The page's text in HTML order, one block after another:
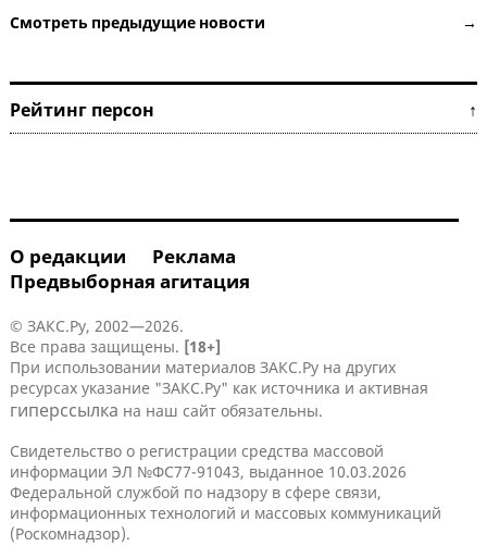
Смотреть предыдущие новости →
Рейтинг персон ↑
О редакции
Реклама
Предвыборная агитация
© ЗАКС.Ру, 2002—2026.
Все права защищены. [18+]
При использовании материалов ЗАКС.Ру на других
ресурсах указание "ЗАКС.Ру" как источника и активная
гиперссылка на наш сайт обязательны.
Свидетельство о регистрации средства массовой
информации ЭЛ №ФС77-91043, выданное 10.03.2026
Федеральной службой по надзору в сфере связи,
информационных технологий и массовых коммуникаций
(Роскомнадзор).